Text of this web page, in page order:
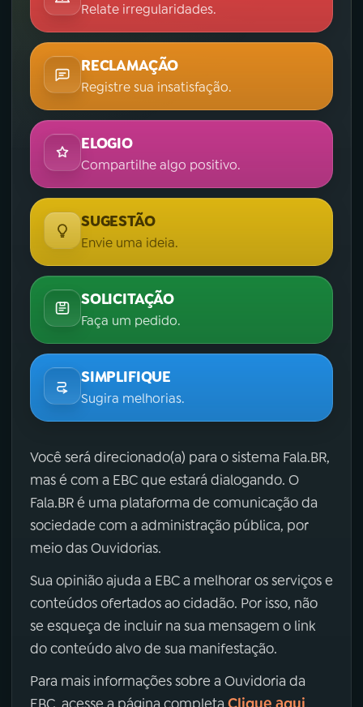
Relate irregularidades.
RECLAMAÇÃO
Registre sua insatisfação.
ELOGIO
Compartilhe algo positivo.
SUGESTÃO
Envie uma ideia.
SOLICITAÇÃO
Faça um pedido.
SIMPLIFIQUE
Sugira melhorias.
Você será direcionado(a) para o sistema Fala.BR,
mas é com a EBC que estará dialogando. O
Fala.BR é uma plataforma de comunicação da
sociedade com a administração pública, por
meio das Ouvidorias.
Sua opinião ajuda a EBC a melhorar os serviços e
conteúdos ofertados ao cidadão. Por isso, não
se esqueça de incluir na sua mensagem o link
do conteúdo alvo de sua manifestação.
Para mais informações sobre a Ouvidoria da